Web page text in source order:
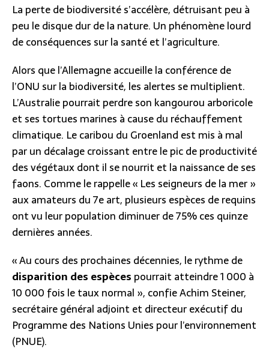
La perte de biodiversité s’accélère, détruisant peu à
peu le disque dur de la nature. Un phénomène lourd
de conséquences sur la santé et l’agriculture.
Alors que l’Allemagne accueille la conférence de
l’ONU sur la biodiversité, les alertes se multiplient.
L’Australie pourrait perdre son kangourou arboricole
et ses tortues marines à cause du réchauffement
climatique. Le caribou du Groenland est mis à mal
par un décalage croissant entre le pic de productivité
des végétaux dont il se nourrit et la naissance de ses
faons. Comme le rappelle « Les seigneurs de la mer »
aux amateurs du 7e art, plusieurs espèces de requins
ont vu leur population diminuer de 75% ces quinze
dernières années.
« Au cours des prochaines décennies, le rythme de
disparition des espèces pourrait atteindre 1 000 à
10 000 fois le taux normal », confie Achim Steiner,
secrétaire général adjoint et directeur exécutif du
Programme des Nations Unies pour l’environnement
(PNUE).